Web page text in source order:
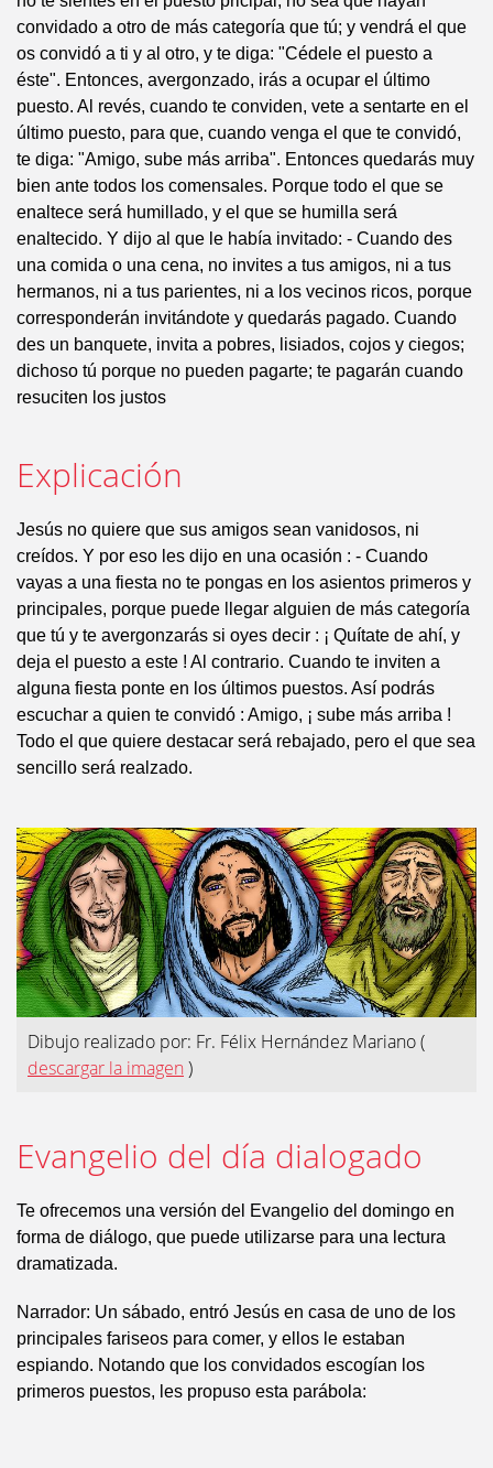
convidado a otro de más categoría que tú; y vendrá el que
os convidó a ti y al otro, y te diga: "Cédele el puesto a
éste". Entonces, avergonzado, irás a ocupar el último
puesto. Al revés, cuando te conviden, vete a sentarte en el
último puesto, para que, cuando venga el que te convidó,
te diga: "Amigo, sube más arriba". Entonces quedarás muy
bien ante todos los comensales. Porque todo el que se
enaltece será humillado, y el que se humilla será
enaltecido. Y dijo al que le había invitado: - Cuando des
una comida o una cena, no invites a tus amigos, ni a tus
hermanos, ni a tus parientes, ni a los vecinos ricos, porque
corresponderán invitándote y quedarás pagado. Cuando
des un banquete, invita a pobres, lisiados, cojos y ciegos;
dichoso tú porque no pueden pagarte; te pagarán cuando
resuciten los justos
Explicación
Jesús no quiere que sus amigos sean vanidosos, ni
creídos. Y por eso les dijo en una ocasión : - Cuando
vayas a una fiesta no te pongas en los asientos primeros y
principales, porque puede llegar alguien de más categoría
que tú y te avergonzarás si oyes decir : ¡ Quítate de ahí, y
deja el puesto a este ! Al contrario. Cuando te inviten a
alguna fiesta ponte en los últimos puestos. Así podrás
escuchar a quien te convidó : Amigo, ¡ sube más arriba !
Todo el que quiere destacar será rebajado, pero el que sea
sencillo será realzado.
Dibujo realizado por: Fr. Félix Hernández Mariano(
descargar la imagen )
Evangelio del día dialogado
Te ofrecemos una versión del Evangelio del domingo en
forma de diálogo, que puede utilizarse para una lectura
dramatizada.
Narrador: Un sábado, entró Jesús en casa de uno de los
principales fariseos para comer, y ellos le estaban
espiando. Notando que los convidados escogían los
primeros puestos, les propuso esta parábola: